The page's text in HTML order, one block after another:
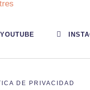
YOUTUBE
DE PRIVACIDAD